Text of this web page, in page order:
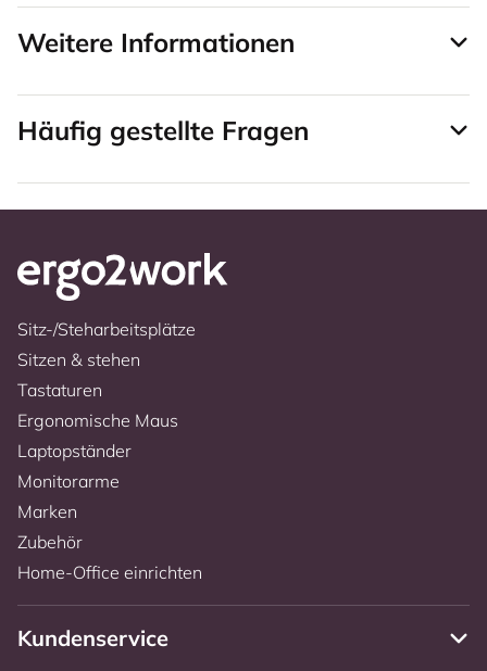
Weitere Informationen
Häufig gestellte Fragen
Sitz-/Steharbeitsplätze
Sitzen & stehen
Tastaturen
Ergonomische Maus
Laptopständer
Monitorarme
Marken
Zubehör
Home-Office einrichten
Kundenservice